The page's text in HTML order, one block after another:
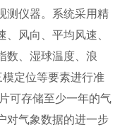
测仪器。系统采用精
风向、平均风速、
数、湿球温度、浪
定位等要素进行准
可存储至少一年的气
对气象数据的进一步